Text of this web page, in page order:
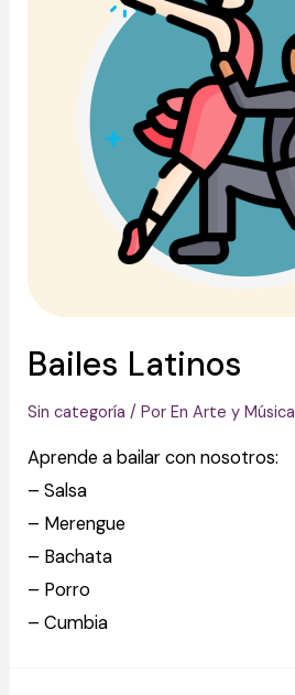
Bailes Latinos
Sin categoría / PorEn Arte y Música
Aprende a bailar con nosotros:
– Salsa
– Merengue
– Bachata
– Porro
– Cumbia